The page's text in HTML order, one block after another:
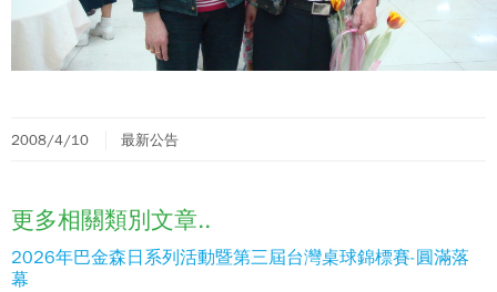
2008/4/10 最新公告
更多相關類別文章..
2026年巴金森日系列活動暨第三屆台灣桌球錦標賽-圓滿落
幕